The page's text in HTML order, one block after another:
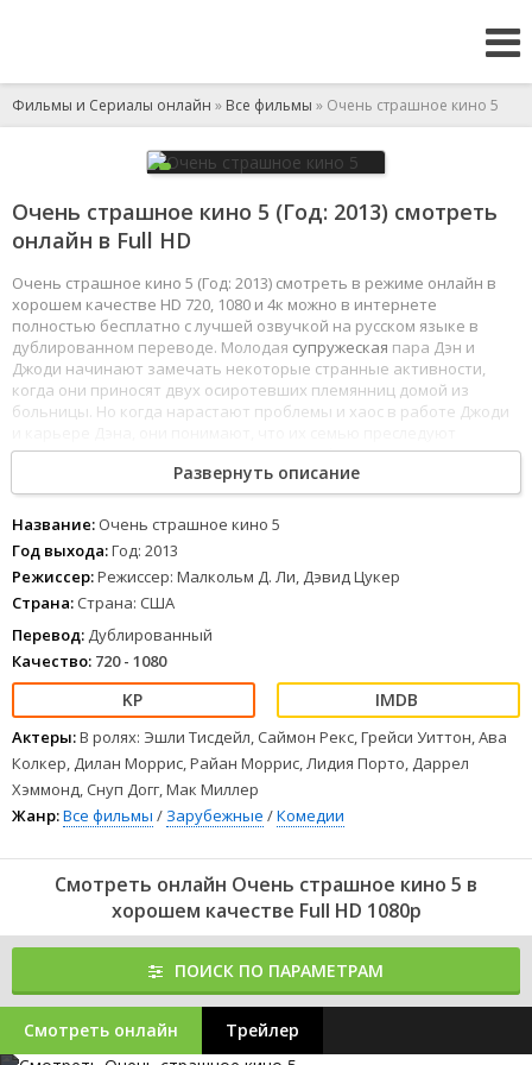
Фильмы и Сериалы онлайн » Все фильмы » Очень страшное кино 5
Очень страшное кино 5 (Год: 2013) смотреть
онлайн в Full HD
Очень страшное кино 5 (Год: 2013) смотреть в режиме онлайн в
хорошем качестве HD 720, 1080 и 4к можно в интернете
полностью бесплатно с лучшей озвучкой на русском языке в
дублированном переводе. Молодая супружеская пара Дэн и
Джоди начинают замечать некоторые странные активности,
когда они приносят двух осиротевших племянниц домой из
больницы. Но когда нарастают проблемы и хаос в работе Джоди
гнусные демоны. Вместе с советом сертифицированных
специалистов и при помощи многочисленных камер, они должны
выяснить, как избавиться от этихсуществ, пока не стало слишком
поздно.
Развернуть описание
Название: Очень страшное кино 5
Год выхода:Год: 2013
Режиссер:Режиссер: Малкольм Д. Ли, Дэвид Цукер
Страна: Страна: США
Перевод: Дублированный
Качество: 720 - 1080
Актеры:В ролях: Эшли Тисдейл, Саймон Рекс, Грейси Уиттон, Ава
Колкер, Дилан Моррис, Райан Моррис, Лидия Порто, Даррел
Хэммонд, Снуп Догг, Мак Миллер
Жанр:Все фильмы / Зарубежные /Комедии
Смотреть онлайн Очень страшное кино 5 в
хорошем качестве Full HD 1080p
ПОИСК ПО ПАРАМЕТРАМ
Смотреть онлайн Трейлер